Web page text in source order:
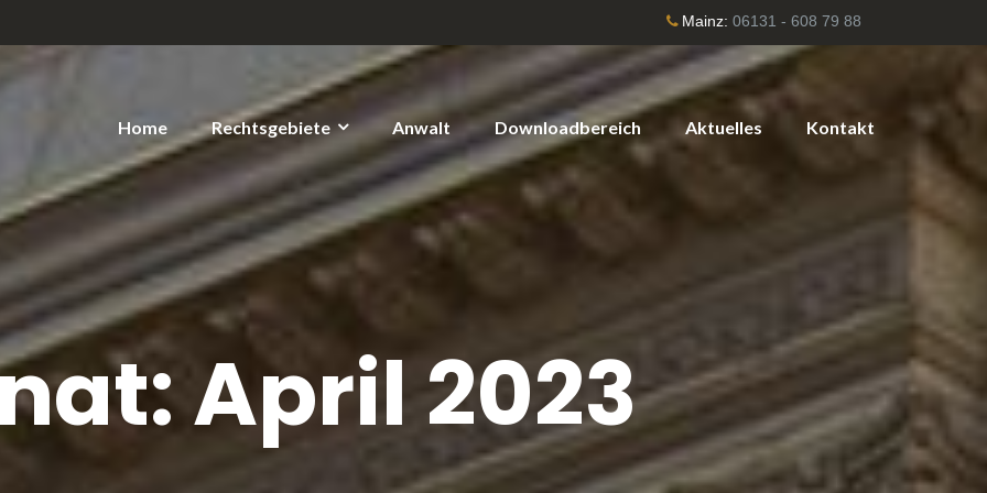
Mainz: 06131 - 608 79 88
Home Rechtsgebiete Anwalt Downloadbereich Aktuelles Kontakt
April 2023